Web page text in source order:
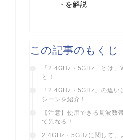
トを解説
この記事のもくじ
「2.4GHz・5GHz」とは、
と！
「2.4GHz・5GHz」の違い
シーンを紹介！
【注意】使用できる周波数
て異なる！
2.4GHz・5GHzに関して、